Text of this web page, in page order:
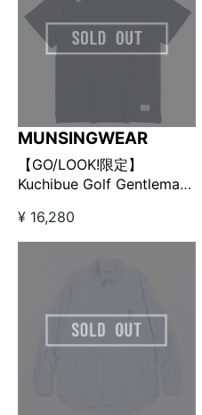
MUNSINGWEAR
【GO/LOOK!限定】
Kuchibue Golf Gentleman
ック ネイビー
¥ 16,280